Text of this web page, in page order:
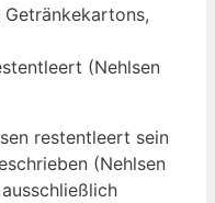
(Nehlsen
restentleert sein
(Nehlsen